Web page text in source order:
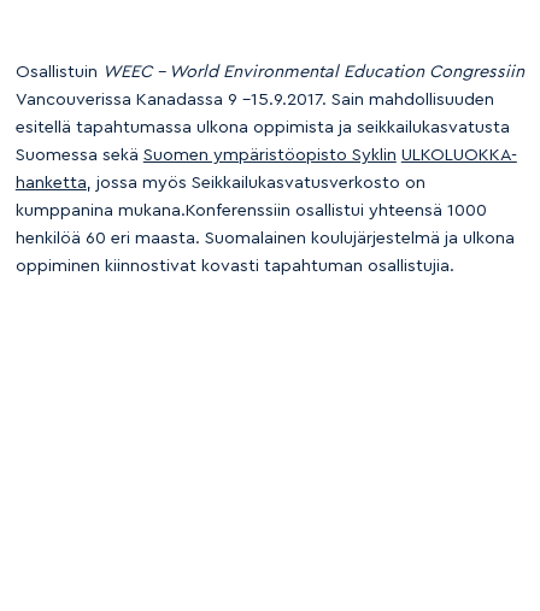
Osallistuin WEEC – World Environmental Education Congressiin
Vancouverissa Kanadassa 9 –15.9.2017. Sain mahdollisuuden
esitellä tapahtumassa ulkona oppimista ja seikkailukasvatusta
Suomessa sekä Suomen ympäristöopisto Syklin ULKOLUOKKA-
hanketta, jossa myös Seikkailukasvatusverkosto on
kumppanina mukana.Konferenssiin osallistui yhteensä 1000
henkilöä 60 eri maasta. Suomalainen koulujärjestelmä ja ulkona
oppiminen kiinnostivat kovasti tapahtuman osallistujia.